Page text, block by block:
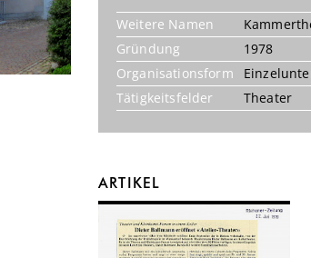
Weitere Namen
Gründung
1978
Organisationsform
Tätigkeitsfelder
Theater
ARTIKEL